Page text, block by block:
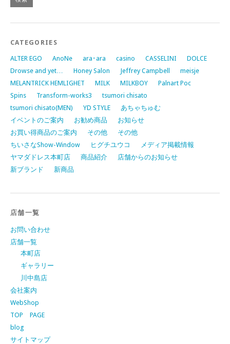
CATEGORIES
ALTER EGO AnoNe ara･ara casino CASSELINI
DOLCE
Drowse and yet…
Honey Salon Jeffrey Campbell
meisje
MELANTRICK HEMLIGHET
MILK MILKBOY
Palnart Poc
Spins
Transform-works3
tsumori chisato
tsumori chisato(MEN)
YD STYLE
あちゃちゅむ
イベントのご案内
お勧め商品
お知らせ
お買い得商品のご案内
その他
その他
ちいさなShow-Window
ヒグチユウコ
メディア掲載情報
ヤマダドレス本町店
商品紹介
店舗からのお知らせ
新ブランド
新商品
店舗一覧
お問い合わせ
店舗一覧
本町店
ギャラリー
川中島店
会社案内
WebShop
TOP PAGE
blog
サイトマップ